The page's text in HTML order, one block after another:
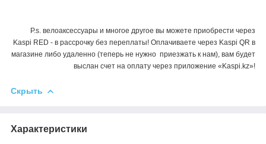
P.s. велоаксессуары и многое другое вы можете приобрести через
Kaspi RED - в рассрочку без переплаты! Оплачиваете через Kaspi QR в
магазине либо удаленно (теперь не нужно приезжать к нам), вам будет
выслан счет на оплату через приложение «Kaspi.kz»!
Скрыть
Характеристики